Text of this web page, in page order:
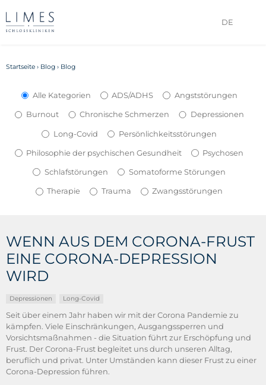
DE
Startseite› Blog› Blog
Alle Kategorien ADS/ADHS Angststörungen
Burnout Chronische Schmerzen Depressionen
Long-Covid Persönlichkeitsstörungen
Philosophie der psychischen Gesundheit Psychosen
Schlafstörungen Somatoforme Störungen
Therapie Trauma Zwangsstörungen
WENN AUS DEM CORONA-FRUST
EINE CORONA-DEPRESSION
WIRD
Depressionen Long-Covid
Seit über einem Jahr haben wir mit der Corona Pandemie zu
kämpfen. Viele Einschränkungen, Ausgangssperren und
Vorsichtsmaßnahmen - die Situation führt zur Erschöpfung und
Frust. Der Corona-Frust begleitet uns durch unseren Alltag,
beruflich und privat. Unter Umständen kann dieser Frust zu einer
Corona-Depression führen.